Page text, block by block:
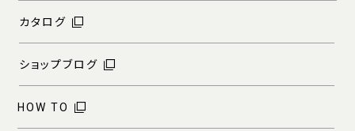
カタログ
ショップブログ
HOW TO